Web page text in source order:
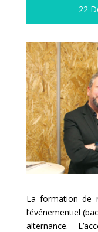
22
La formation de
l’événementiel
alternance.